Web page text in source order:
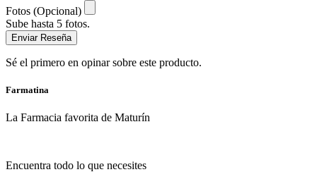
Fotos (Opcional)
Sube hasta 5 fotos.
Enviar Reseña
Sé el primero en opinar sobre este producto.
Farmatina
La Farmacia favorita de Maturín
Encuentra todo lo que necesites